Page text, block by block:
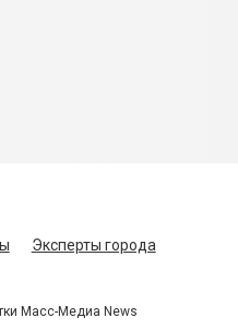
Эксперты города
Масс-Медиа News